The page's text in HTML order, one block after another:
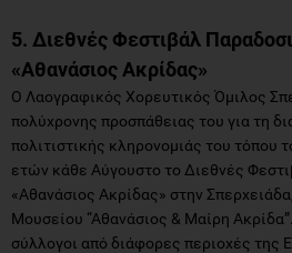
5. Διεθνές Φεστιβάλ
«Αθανάσιος Ακρίδας»
Ο Λαογραφικός Χορευτικός Όμιλος
πολύχρονης προσπάθειας του για τη
πολιτιστικής κληρονομιάς του τόπου
ετών κάθε Αύγουστο το Διεθνές
«Αθανάσιος Ακρίδας» στην
Μουσείου “Αθανάσιος & Μαίρη
σύλλογοι από διάφορες περιοχές της